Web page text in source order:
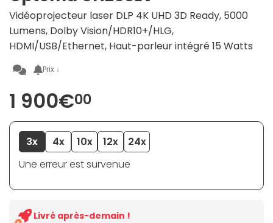
Vidéoprojecteur laser DLP 4K UHD 3D Ready, 5000
Lumens, Dolby Vision/HDR10+/HLG,
HDMI/USB/Ethernet, Haut-parleur intégré 15 Watts
Prix ↓
1 900€00
3x 4x 10x 12x
24x
Une erreur est survenue
Livré après-demain !